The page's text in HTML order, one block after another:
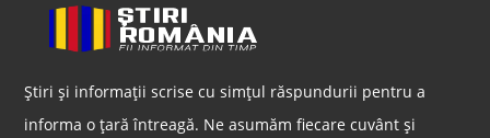
Știri și informații scrise cu simțul răspundurii pentru a
informa o țară întreagă. Ne asumăm fiecare cuvânt și